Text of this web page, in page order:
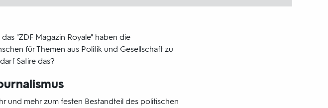
"ZDF Magazin Royale" haben die
für Themen aus Politik und Gesellschaft zu
Satire das?
und mehr zum festen Bestandteil des politischen